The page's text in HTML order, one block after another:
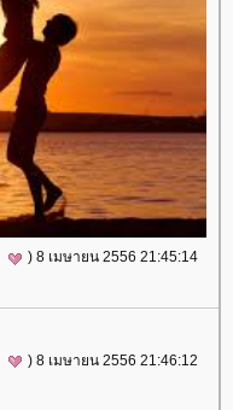
) 8 เมษายน 2556 21:45:14
) 8 เมษายน 2556 21:46:12